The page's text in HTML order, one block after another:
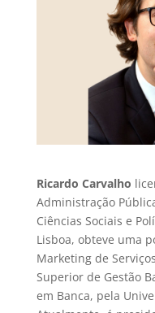
Ricardo Carvalho
Administração
Ciências Sociais e
Lisboa, obteve uma
Marketing de
Superior de Gestão
em Banca, pela